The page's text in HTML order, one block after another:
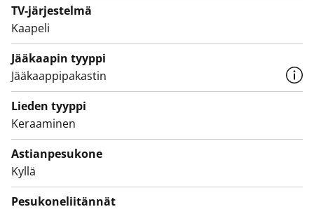
millainen koti tästä voisi tulla sinulle!
Asunnot ja koko talo pihoineen ovat savuttomia.
TV-järjestelmä
Kaapeli
Jääkaapin tyyppi
Jääkaappipakastin
Lieden tyyppi
Keraaminen
Astianpesukone
Kyllä
Pesukoneliitännät